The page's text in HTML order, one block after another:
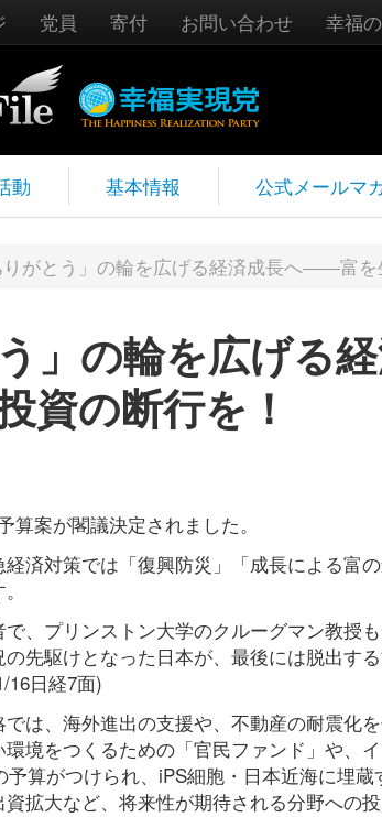
党員 寄付 お問い合わせ 幸福
動 基本情報 公式メールマ
りがとう」の輪を広げる経済成長へ――富を
う」の輪を広げ
資の断行を！
算案が閣議決定されました。
済対策では「復興防災」「成長による富
、プリンストン大学のクルーグマン教授
先駆けとなった日本が、最後には脱出す
16日経7面)
は、海外進出の支援や、不動産の耐震化
境をつくるための「官民ファンド」や、
予算がつけられ、iPS細胞・日本近海に埋
拡大など、将来性が期待される分野への投